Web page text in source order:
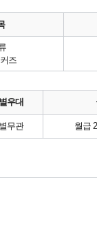
즈
우대
무관 월급